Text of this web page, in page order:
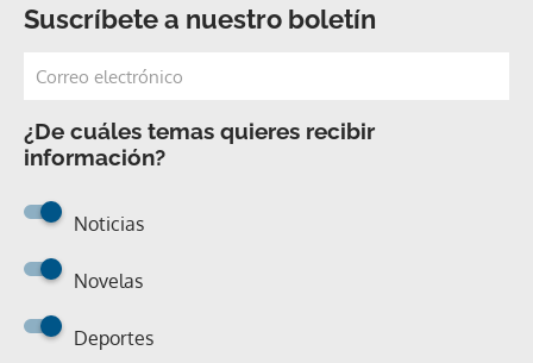
Suscríbete a nuestro boletín
¿De cuáles temas quieres recibir
información?
Noticias
Novelas
Deportes